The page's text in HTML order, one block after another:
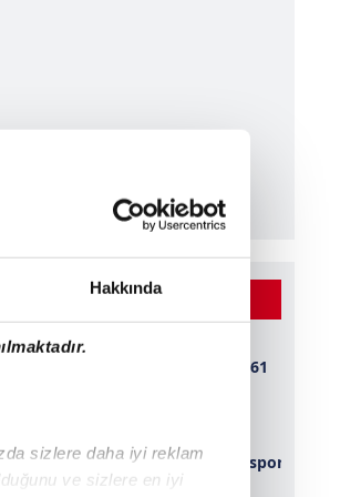
Hakkında
sizlere daha iyi reklam
ve sizlere en iyi
BEĞENİLEN VİDEOLAR
Bursaspor 1-0 1461
Kahramanmaraşspor
2-0 Konyaspor